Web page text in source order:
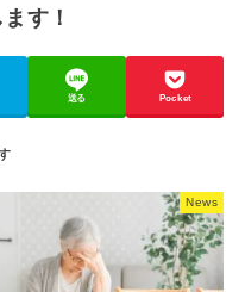
す！
送る Pocket
News